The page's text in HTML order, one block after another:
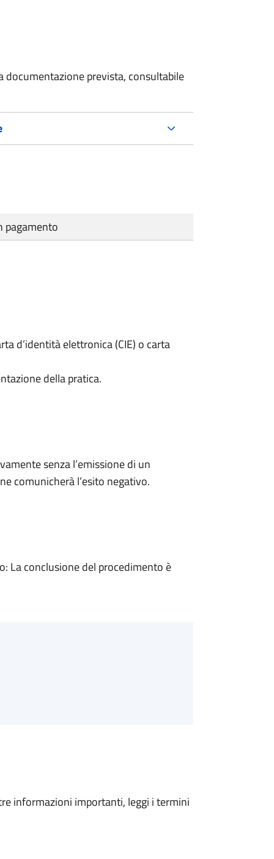
prevista, consultabile
pagamento
d’identità elettronica (CIE) o carta
della pratica.
senza l’emissione di un
comunicherà l’esito negativo.
La conclusione del procedimento è
informazioni importanti, leggi i termini